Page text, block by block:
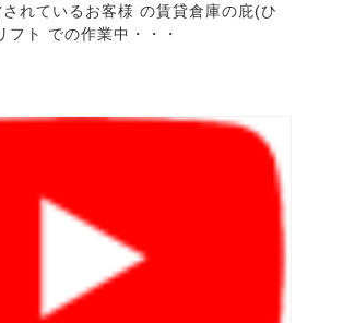
お客様 の賃貸倉庫の庇(ひ
さし)にフォークリフト での作業中・・・